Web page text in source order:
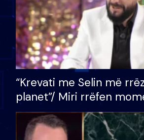
“Krevati me Selin më
planet”/ Miri rrëfen
bukura në shtëpinë e BB
mungojë zilja e